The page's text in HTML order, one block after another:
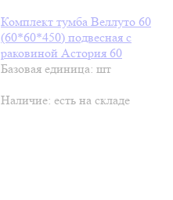
Комплект тумба Веллуто 60
(60*60*450) подвесная с
раковиной Астория 60
Базовая единица: шт
Наличие: есть на складе